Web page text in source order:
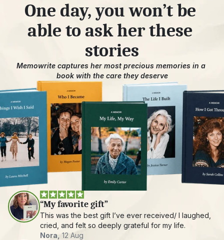
One day, you won’t be
able to ask her these
stories
Memowrite captures her most precious memories in a
book with the care they deserve
“My favorite gift”
This was the best gift I’ve ever received/ I laughed,
cried, and felt so deeply grateful for my life.
Nora, 12 Aug